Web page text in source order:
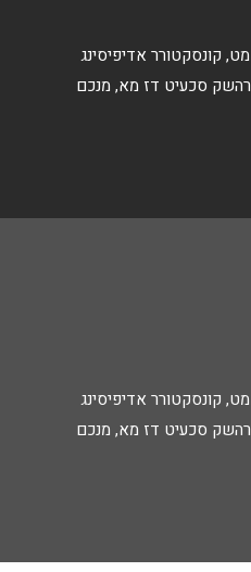
קונסקטורר אדיפיסינג
סכעיט דז מא, מנכם
קונסקטורר אדיפיסינג
סכעיט דז מא, מנכם